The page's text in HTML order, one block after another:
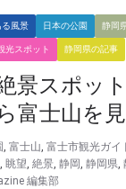
る風景 日本の公園 静岡
光スポット 静岡県の記事
景スポッ
富士山を
, 富士山, 富士市観光ガイ
, 眺望, 絶景, 静岡, 静岡県,
編集部